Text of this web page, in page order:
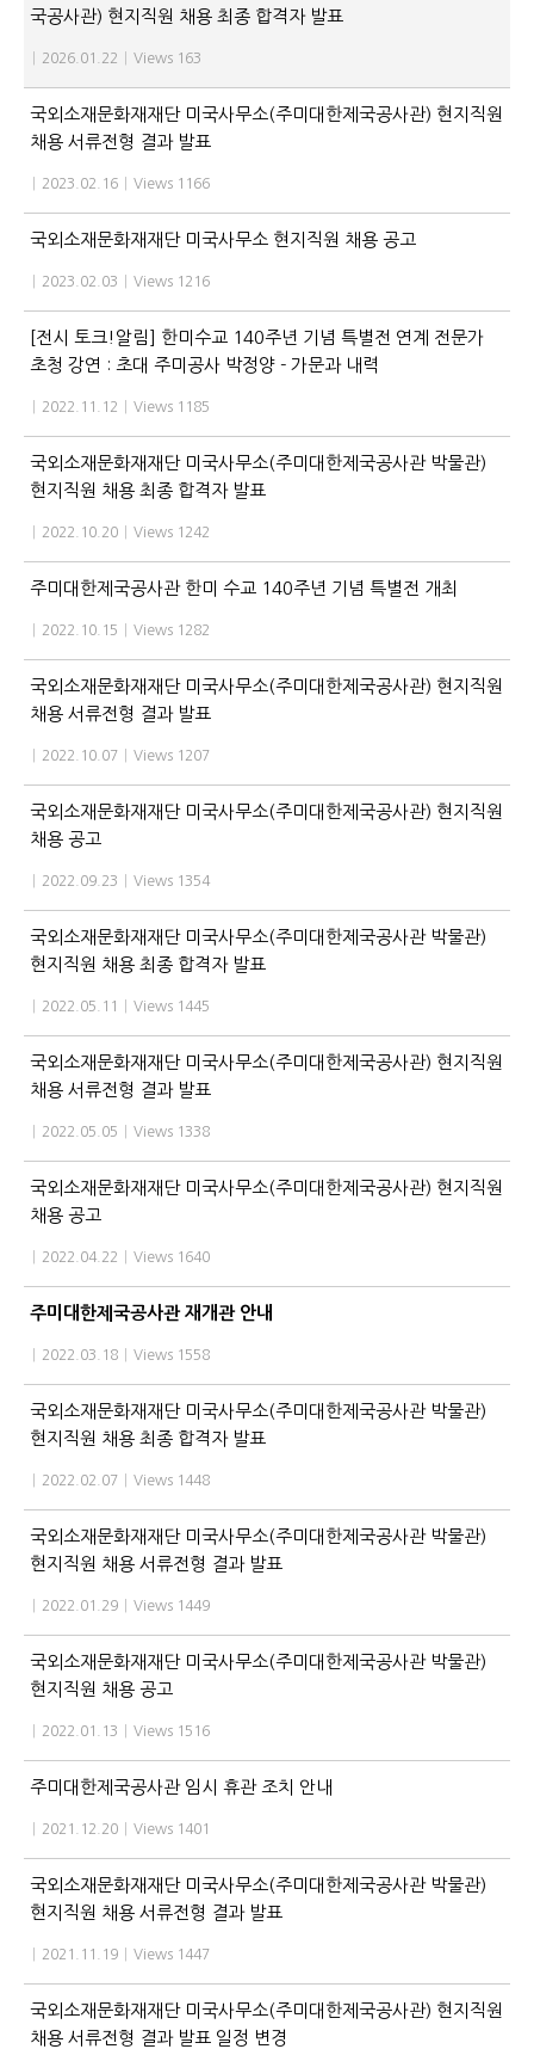
국공사관) 현지직원 채용 최종 합격자 발표
2026.01.22 Views 163
국외소재문화재재단 미국사무소(주미대한제국공사관) 현지직원
채용 서류전형 결과 발표
2023.02.16 Views 1166
국외소재문화재재단 미국사무소 현지직원 채용 공고
2023.02.03 Views 1216
[전시 토크!알림] 한미수교 140주년 기념 특별전 연계 전문가
초청 강연 : 초대 주미공사 박정양 - 가문과 내력
2022.11.12 Views 1185
국외소재문화재재단 미국사무소(주미대한제국공사관 박물관)
현지직원 채용 최종 합격자 발표
2022.10.20 Views 1242
주미대한제국공사관 한미 수교 140주년 기념 특별전 개최
2022.10.15 Views 1282
국외소재문화재재단 미국사무소(주미대한제국공사관) 현지직원
채용 서류전형 결과 발표
2022.10.07 Views 1207
국외소재문화재재단 미국사무소(주미대한제국공사관) 현지직원
채용 공고
2022.09.23 Views 1354
국외소재문화재재단 미국사무소(주미대한제국공사관 박물관)
현지직원 채용 최종 합격자 발표
2022.05.11 Views 1445
국외소재문화재재단 미국사무소(주미대한제국공사관) 현지직원
채용 서류전형 결과 발표
2022.05.05 Views 1338
국외소재문화재재단 미국사무소(주미대한제국공사관) 현지직원
채용 공고
2022.04.22 Views 1640
주미대한제국공사관 재개관 안내
2022.03.18 Views 1558
국외소재문화재재단 미국사무소(주미대한제국공사관 박물관)
현지직원 채용 최종 합격자 발표
2022.02.07 Views 1448
국외소재문화재재단 미국사무소(주미대한제국공사관 박물관)
현지직원 채용 서류전형 결과 발표
2022.01.29 Views 1449
국외소재문화재재단 미국사무소(주미대한제국공사관 박물관)
현지직원 채용 공고
2022.01.13 Views 1516
주미대한제국공사관 임시 휴관 조치 안내
2021.12.20 Views 1401
국외소재문화재재단 미국사무소(주미대한제국공사관 박물관)
현지직원 채용 서류전형 결과 발표
2021.11.19 Views 1447
국외소재문화재재단 미국사무소(주미대한제국공사관) 현지직원
채용 서류전형 결과 발표 일정 변경